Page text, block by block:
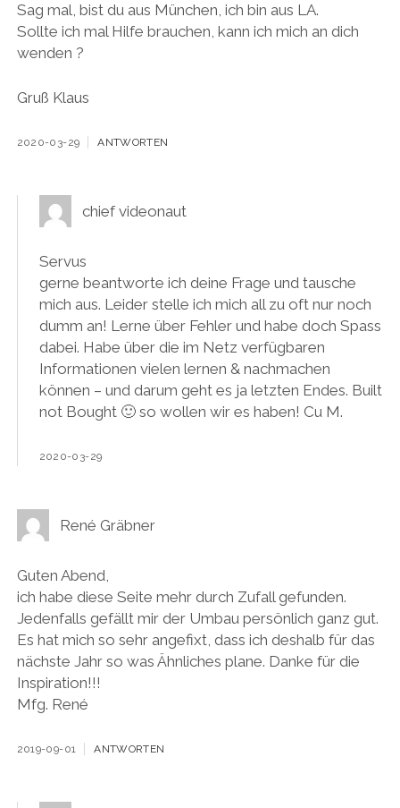
Sag mal, bist du aus München, ich bin aus LA.
Sollte ich mal Hilfe brauchen, kann ich mich an dich
wenden ?
Gruß Klaus
2020-03-29 ANTWORTEN
chief videonaut
Servus
gerne beantworte ich deine Frage und tausche
mich aus. Leider stelle ich mich all zu oft nur noch
dumm an! Lerne über Fehler und habe doch Spass
dabei. Habe über die im Netz verfügbaren
Informationen vielen lernen & nachmachen
können – und darum geht es ja letzten Endes. Built
not Bought 🙂 so wollen wir es haben! Cu M.
2020-03-29
René Gräbner
Guten Abend,
ich habe diese Seite mehr durch Zufall gefunden.
Jedenfalls gefällt mir der Umbau persönlich ganz gut.
Es hat mich so sehr angefixt, dass ich deshalb für das
nächste Jahr so was Ähnliches plane. Danke für die
Inspiration!!!
Mfg. René
2019-09-01 ANTWORTEN